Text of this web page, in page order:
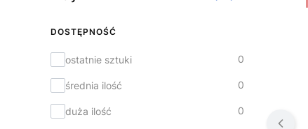
DOSTĘPNOŚĆ
Dostępność
ostatnie sztuki 0
średnia ilość 0
duża ilość 0